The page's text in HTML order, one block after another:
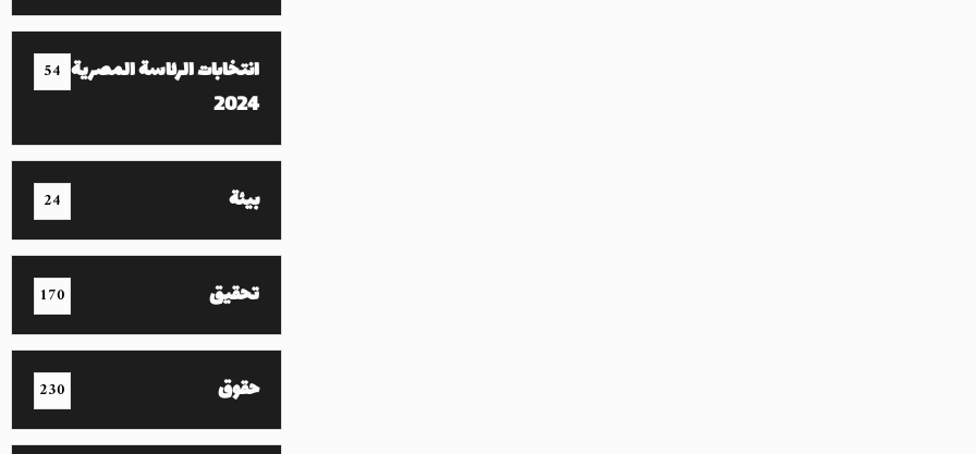
انتخابات الرئاسة المصرية
2024
54
بيئة 24
تحقيق 170
حقوق 230